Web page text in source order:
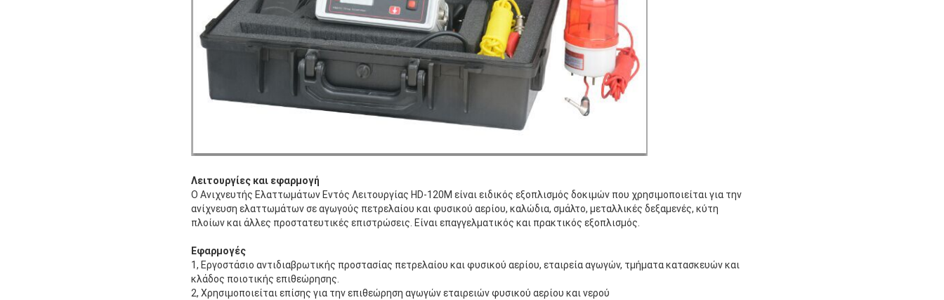
Λειτουργίες και εφαρμογή
Ο Ανιχνευτής Ελαττωμάτων Εντός Λειτουργίας HD-120M είναι ειδικός εξοπλισμός δοκιμών που χρησιμοποιείται για την
ανίχνευση ελαττωμάτων σε αγωγούς πετρελαίου και φυσικού αερίου, καλώδια, σμάλτο, μεταλλικές δεξαμενές, κύτη
πλοίων και άλλες προστατευτικές επιστρώσεις. Είναι επαγγελματικός και πρακτικός εξοπλισμός.
Εφαρμογές
1, Εργοστάσιο αντιδιαβρωτικής προστασίας πετρελαίου και φυσικού αερίου, εταιρεία αγωγών, τμήματα κατασκευών και
κλάδος ποιοτικής επιθεώρησης.
2, Χρησιμοποιείται επίσης για την επιθεώρηση αγωγών εταιρειών φυσικού αερίου και νερού